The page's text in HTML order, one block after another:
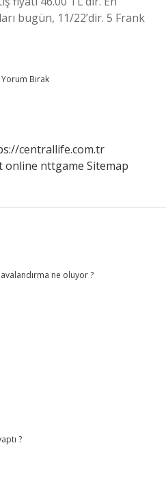
bugün, 11/22’dir. 5 Frank
Yorum Bırak
centrallife.com.tr
online nttgame Sitemap
ne oluyor ?
?